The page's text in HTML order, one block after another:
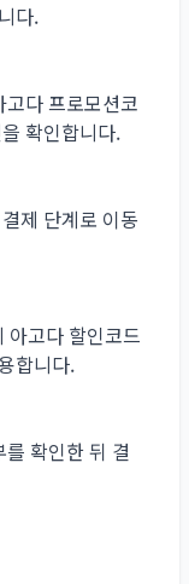
다.
다 프로모션코
확인합니다.
제 단계로 이동
아고다 할인코드
합니다.
확인한 뒤 결